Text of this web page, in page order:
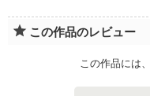
この作品のレビュー
この作品には